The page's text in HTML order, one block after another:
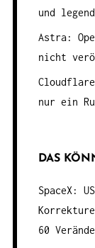
und
Astra:
nicht
nur ein
DAS
SpaceX:
60